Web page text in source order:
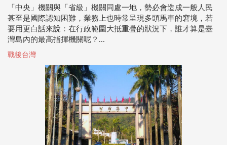
「中央」機關與「省級」機關同處一地，勢必會造成一般人民
甚至是國際認知困難，業務上也時常呈現多頭馬車的窘境，若
要用更白話來說：在行政範圍大抵重疊的狀況下，誰才算是臺
灣島內的最高指揮機關呢？...
戰後台灣